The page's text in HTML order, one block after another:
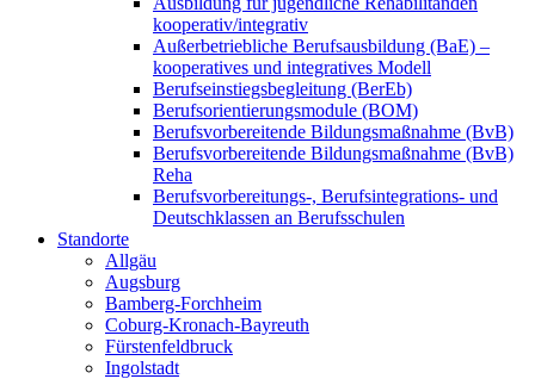
kooperativ/integrativ
Außerbetriebliche Berufsausbildung (BaE) –
kooperatives und integratives Modell
Berufseinstiegsbegleitung (BerEb)
Berufsorientierungsmodule (BOM)
Berufsvorbereitende Bildungsmaßnahme (BvB)
Berufsvorbereitende Bildungsmaßnahme (BvB)
Reha
Berufsvorbereitungs-, Berufsintegrations- und
Deutschklassen an Berufsschulen
Standorte
Allgäu
Augsburg
Bamberg-Forchheim
Coburg-Kronach-Bayreuth
Fürstenfeldbruck
Ingolstadt